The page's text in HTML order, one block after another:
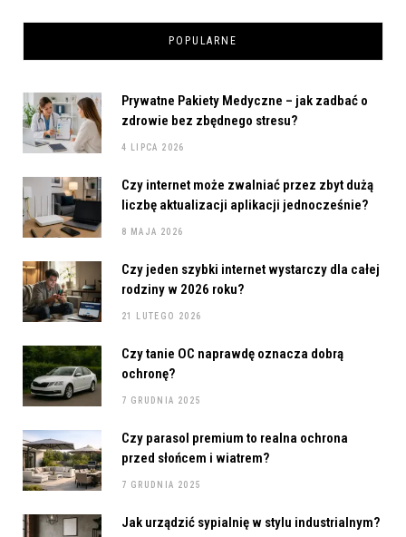
POPULARNE
Prywatne Pakiety Medyczne – jak zadbać o
zdrowie bez zbędnego stresu?
4 LIPCA 2026
Czy internet może zwalniać przez zbyt dużą
liczbę aktualizacji aplikacji jednocześnie?
8 MAJA 2026
Czy jeden szybki internet wystarczy dla całej
rodziny w 2026 roku?
21 LUTEGO 2026
Czy tanie OC naprawdę oznacza dobrą
ochronę?
7 GRUDNIA 2025
Czy parasol premium to realna ochrona
przed słońcem i wiatrem?
7 GRUDNIA 2025
Jak urządzić sypialnię w stylu industrialnym?